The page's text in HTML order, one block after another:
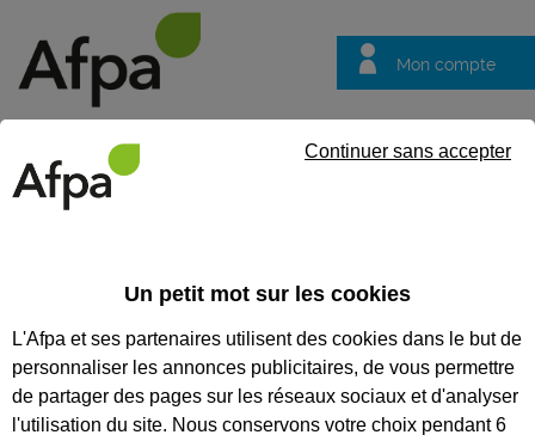
Mon compte
questions
VOS QUESTIONS
Recherches populaires :Conseiller Emploi Formation
Un petit mot sur les cookies
L'Afpa et ses partenaires utilisent des cookies dans le but de
personnaliser les annonces publicitaires, de vous permettre
de partager des pages sur les réseaux sociaux et d'analyser
l'utilisation du site. Nous conservons votre choix pendant 6
Continuer sans accepter